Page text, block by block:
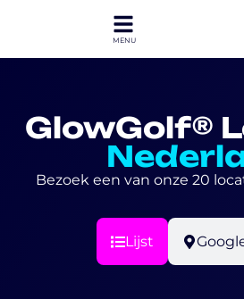
GlowGolf®
Bezoek een van onze 20
Lijst